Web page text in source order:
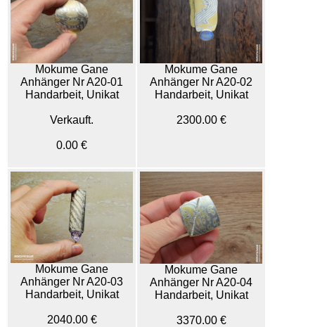
Mokume Gane
Anhänger Nr A20-01
Handarbeit, Unikat
Verkauft.
0.00 €
Mokume Gane
Anhänger Nr A20-02
Handarbeit, Unikat
2300.00 €
Mokume Gane
Anhänger Nr A20-03
Handarbeit, Unikat
2040.00 €
Mokume Gane
Anhänger Nr A20-04
Handarbeit, Unikat
3370.00 €